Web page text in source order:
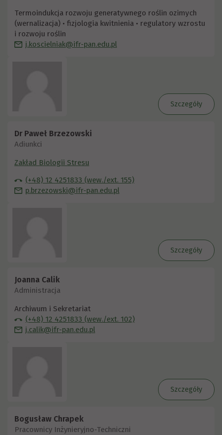
Termoindukcja rozwoju generatywnego roślin ozimych
(wernalizacja) • fizjologia kwitnienia • regulatory wzrostu
i rozwoju roślin
j.koscielniak@ifr-pan.edu.pl
Dr Paweł Brzezowski
Adiunkci
Zakład Biologii Stresu
Szczegóły
(+48) 12 4251833 (wew./ext. 155)
p.brzezowski@ifr-pan.edu.pl
Joanna Calik
Administracja
Archiwum i Sekretariat
Szczegóły
(+48) 12 4251833 (wew./ext. 102)
j.calik@ifr-pan.edu.pl
Bogusław Chrapek
Pracownicy Inżynieryjno-Techniczni
Szczegóły